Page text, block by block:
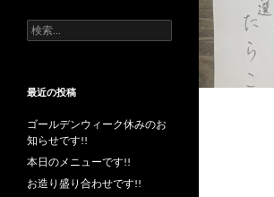
検
索:
最近の投稿
ゴールデンウィーク休みのお
知らせです!!
本日のメニューです!!
お造り盛り合わせです!!